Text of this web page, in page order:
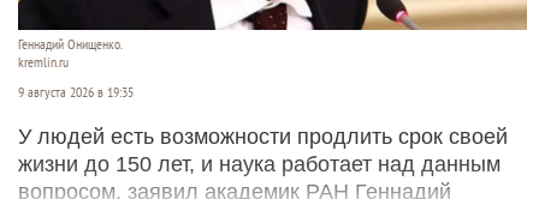
Геннадий Онищенко.
kremlin.ru
9 августа 2026 в 19:35
У людей есть возможности продлить срок своей
жизни до 150 лет, и наука работает над данным
вопросом, заявил академик РАН Геннадий